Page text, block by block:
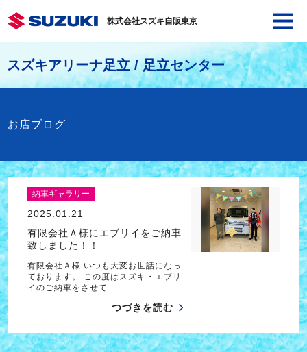
株式会社スズキ自販東京
スズキアリーナ足立 / 足立センター
お店ブログ
納車ギャラリー
2025.01.21
有限会社Ａ様にエブリイをご納車
致しました！！
有限会社Ａ様 いつも大変お世話になっ
ております。 この度はスズキ・エブリ
イのご納車をさせて…
つづきを読む